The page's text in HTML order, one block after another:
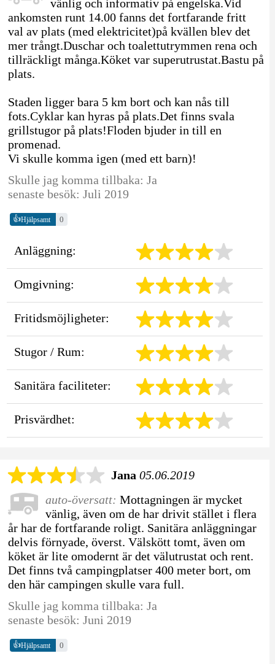
vänlig och informativ på engelska.Vid
ankomsten runt 14.00 fanns det fortfarande fritt
val av plats (med elektricitet)på kvällen blev det
mer trångt.Duschar och toalettutrymmen rena och
tillräckligt många.Köket var superutrustat.Bastu på
plats.
Staden ligger bara 5 km bort och kan nås till
fots.Cyklar kan hyras på plats.Det finns svala
grillstugor på plats!Floden bjuder in till en
promenad.
Vi skulle komma igen (med ett barn)!
Skulle jag komma tillbaka: Ja
senaste besök: Juli 2019
👍Hjälpsamt 0
Anläggning:
Omgivning:
Fritidsmöjligheter:
Stugor / Rum:
Sanitära faciliteter:
Prisvärdhet:
Jana 05.06.2019
auto-översatt: Mottagningen är mycket
vänlig, även om de har drivit stället i flera
år har de fortfarande roligt. Sanitära anläggningar
delvis förnyade, överst. Välskött tomt, även om
köket är lite omodernt är det välutrustat och rent.
Det finns två campingplatser 400 meter bort, om
den här campingen skulle vara full.
Skulle jag komma tillbaka: Ja
senaste besök: Juni 2019
👍Hjälpsamt 0